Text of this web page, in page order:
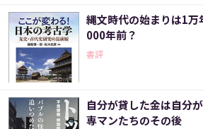
縄文時代の始まりは1
000年前？
書評
自分が貸した金は自分
専マンたちのその後